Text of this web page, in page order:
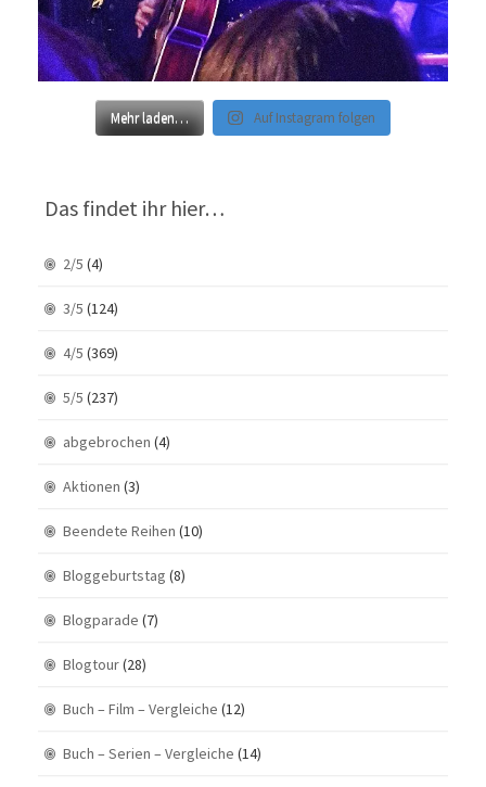
Mehr laden… Auf Instagram folgen
Das findet ihr hier…
2/5 (4)
3/5 (124)
4/5 (369)
5/5 (237)
abgebrochen (4)
Aktionen (3)
Beendete Reihen (10)
Bloggeburtstag (8)
Blogparade (7)
Blogtour(28)
Buch – Film – Vergleiche (12)
Buch – Serien – Vergleiche (14)